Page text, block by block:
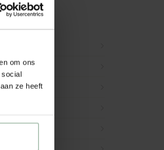
om ons
social
ze heeft
mee